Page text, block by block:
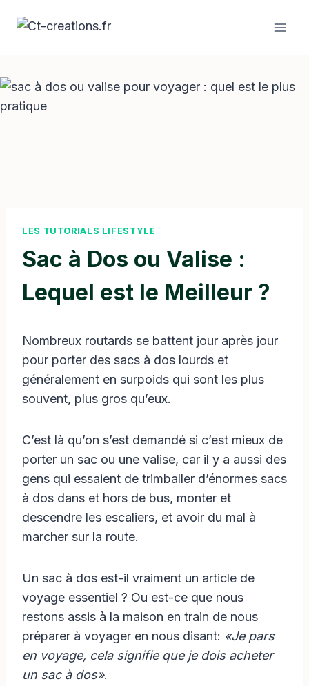
LES TUTORIALS LIFESTYLE
Sac à Dos ou Valise :
Lequel est le Meilleur ?
Nombreux routards se battent jour après jour
pour porter des sacs à dos lourds et
généralement en surpoids qui sont les plus
souvent, plus gros qu’eux.
C’est là qu’on s’est demandé si c’est mieux de
porter un sac ou une valise, car il y a aussi des
gens qui essaient de trimballer d’énormes sacs
à dos dans et hors de bus, monter et
descendre les escaliers, et avoir du mal à
marcher sur la route.
Un sac à dos est-il vraiment un article de
voyage essentiel ? Ou est-ce que nous
restons assis à la maison en train de nous
préparer à voyager en nous disant: «Je pars
en voyage, cela signifie que je dois acheter
un sac à dos».